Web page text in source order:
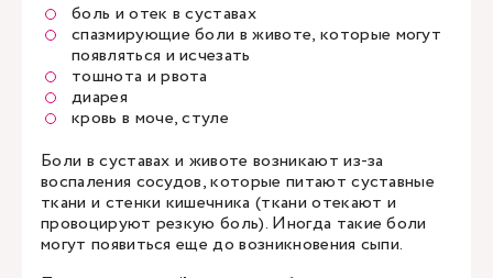
боль и отек в суставах
спазмирующие боли в животе, которые могут
появляться и исчезать
тошнота и рвота
диарея
кровь в моче, стуле
Боли в суставах и животе возникают из-за
воспаления сосудов, которые питают суставные
ткани и стенки кишечника (ткани отекают и
провоцируют резкую боль). Иногда такие боли
могут появиться еще до возникновения сыпи.